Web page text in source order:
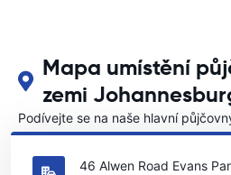
Mapa umístění
zemi
Podívejte se na naše hlavní
Johannesburg South
46 Alwen Road Evans